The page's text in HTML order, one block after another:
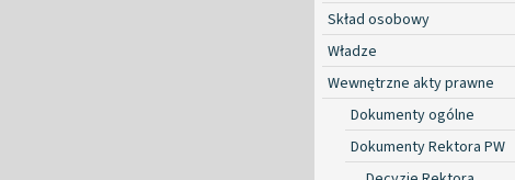
Skład osobowy
Władze
Wewnętrzne akty prawne
Dokumenty ogólne
Dokumenty Rektora PW